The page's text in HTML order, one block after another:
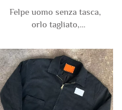
Felpe uomo senza tasca,
orlo tagliato,
lavaggio acido, sole
sbiadito, con applicazioni,
ricamate, logore